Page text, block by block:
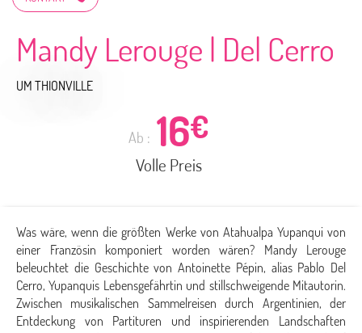
Mandy Lerouge | Del Cerro
UM THIONVILLE
Ab : 16€
Volle Preis
Was wäre, wenn die größten Werke von Atahualpa Yupanqui von
einer Französin komponiert worden wären? Mandy Lerouge
beleuchtet die Geschichte von Antoinette Pépin, alias Pablo Del
Cerro, Yupanquis Lebensgefährtin und stillschweigende Mitautorin.
Zwischen musikalischen Sammelreisen durch Argentinien, der
Entdeckung von Partituren und inspirierenden Landschaften